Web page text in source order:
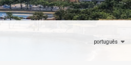
português